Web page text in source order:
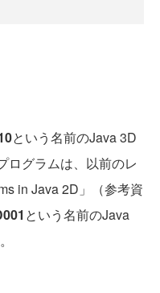
という名前のJava 3D
ログラムは、以前のレ
in Java 2D」（参考資
という名前のJava